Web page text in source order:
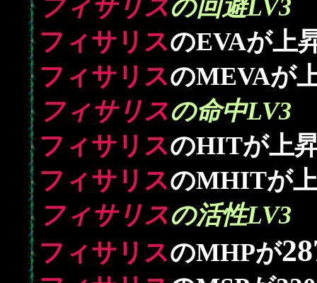
フィサリスの回避LV3
フィサリスのEVAが上
フィサリスのMEVAが
フィサリスの命中LV3
フィサリスのHITが上
フィサリスのMHITが
フィサリスの活性LV3
フィサリスのMHPが